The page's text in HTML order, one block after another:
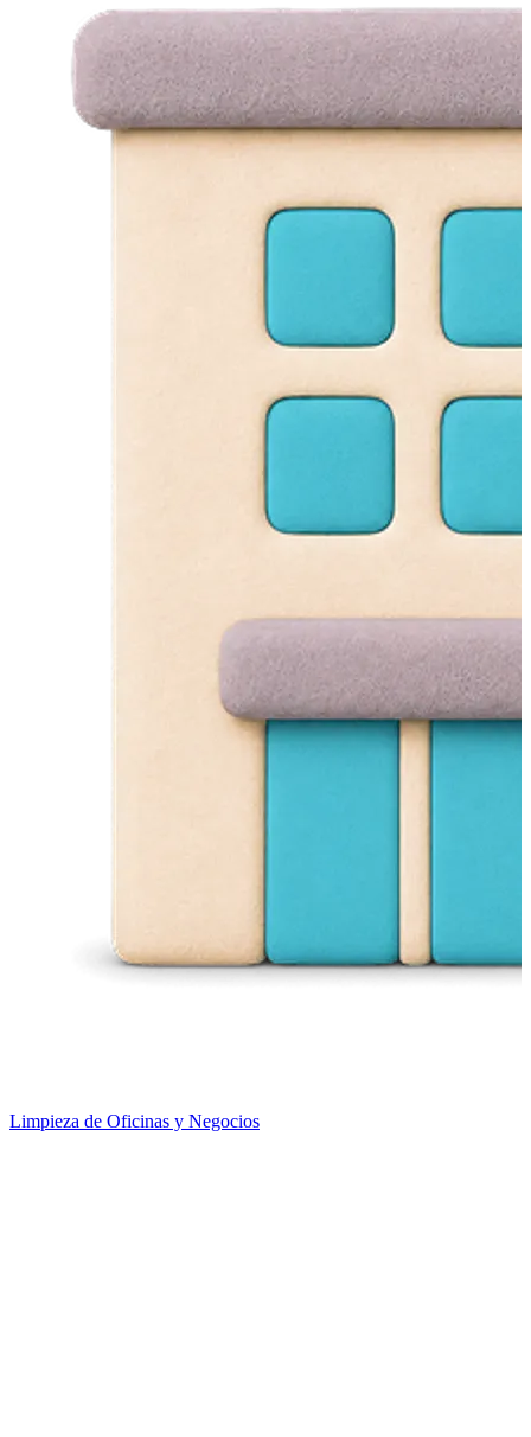
Limpieza de Oficinas y Negocios